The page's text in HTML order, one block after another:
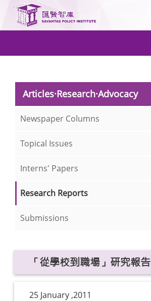
Articles·Research·Advocacy
Newspaper Columns
Topical Issues
Interns' Papers
Research Reports
Submissions
「從學校到職場」研究報告
25 January ,2011